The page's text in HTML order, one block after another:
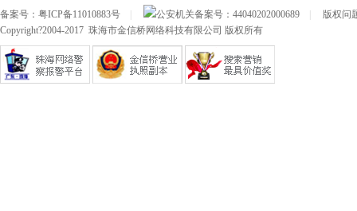
备案号： 粤ICP备11010883号 公安机关备案号： 44040202000689
版权问
Copyright?2004-2017 珠海市金信桥网络科技有限公司 版权所有